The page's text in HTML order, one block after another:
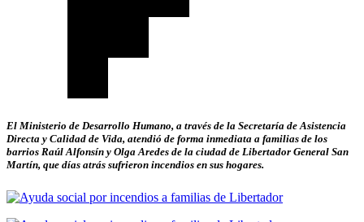
El Ministerio de Desarrollo Humano, a través de la Secretaría de Asistencia
Directa y Calidad de Vida, atendió de forma inmediata a familias de los
barrios Raúl Alfonsín y Olga Aredes de la ciudad de Libertador General San
Martín, que días atrás sufrieron incendios en sus hogares.